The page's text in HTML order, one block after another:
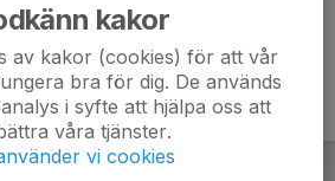
kakor
av kakor (cookies) för att vår
bra för dig. De används
i syfte att hjälpa oss att
våra tjänster.
vi cookies